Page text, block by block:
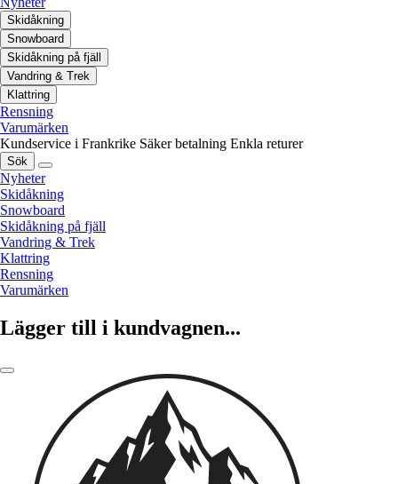
Skidåkning
Snowboard
Skidåkning på fjäll
Vandring & Trek
Klattring
Rensning
Varumärken
Kundservice i Frankrike Säker betalning Enkla returer
Sök
Nyheter
Skidåkning
Snowboard
Skidåkning på fjäll
Vandring & Trek
Klattring
Rensning
Varumärken
Lägger till i kundvagnen...